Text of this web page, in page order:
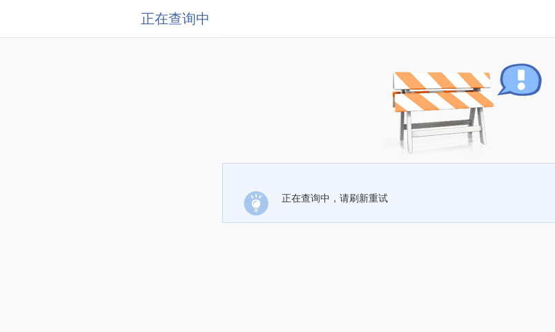
正在查询中
正在查询中，请刷新重试